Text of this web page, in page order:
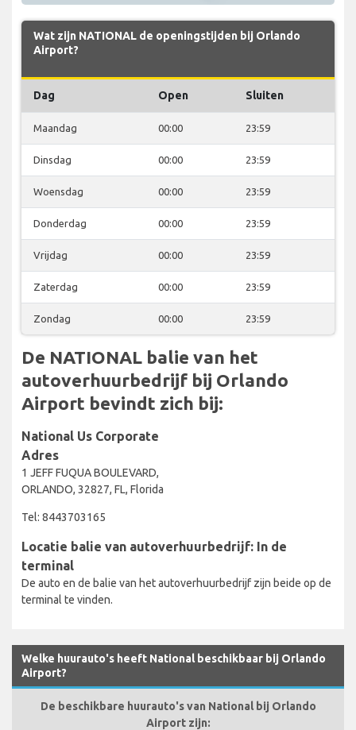
Wat zijn NATIONAL de openingstijden bij Orlando
Airport?
Dag Open Sluiten
Maandag 00:00 23:59
Dinsdag 00:00 23:59
Woensdag 00:00 23:59
Donderdag 00:00 23:59
Vrijdag 00:00 23:59
Zaterdag 00:00 23:59
Zondag 00:00 23:59
De NATIONAL balie van het
autoverhuurbedrijf bij Orlando
Airport bevindt zich bij:
National Us Corporate
Adres
1 JEFF FUQUA BOULEVARD,
ORLANDO, 32827, FL, Florida
Tel: 8443703165
Locatie balie van autoverhuurbedrijf: In de
terminal
De auto en de balie van het autoverhuurbedrijf zijn beide op de
terminal te vinden.
Welke huurauto's heeft National beschikbaar bij Orlando
Airport?
De beschikbare huurauto's van National bij Orlando
Airport zijn: